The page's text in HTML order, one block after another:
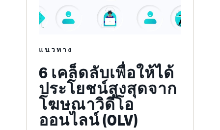
แนวทาง
6 เคล็ดลับเพื่อให้ได้
ประโยชน์สูงสุดจาก
โฆษณาวิดีโอ
ออนไลน์ (OLV)